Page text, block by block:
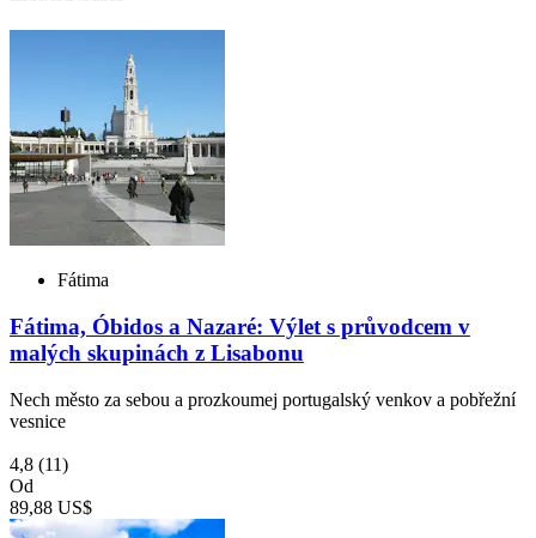
Fátima
Fátima, Óbidos a Nazaré: Výlet s průvodcem v
malých skupinách z Lisabonu
Nech město za sebou a prozkoumej portugalský venkov a pobřežní
vesnice
4,8 (11)
Od
89,88 US$